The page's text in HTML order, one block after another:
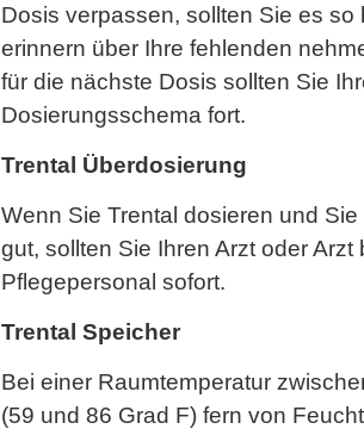
Dosis verpassen, sollten Sie es so
erinnern über Ihre fehlenden
für die nächste Dosis sollten Sie
Dosierungsschema fort.
Trental Überdosierung
Wenn Sie Trental dosieren und
gut, sollten Sie Ihren Arzt oder Arzt
Pflegepersonal sofort.
Trental Speicher
Bei einer Raumtemperatur
(59 und 86 Grad F) fern von